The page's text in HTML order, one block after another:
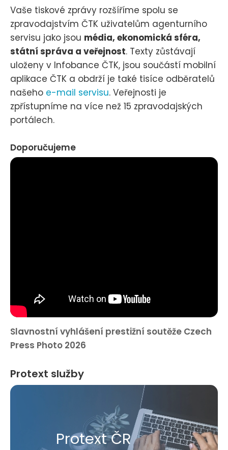
Vaše tiskové zprávy rozšíříme spolu se
zpravodajstvím ČTK uživatelům agenturního
servisu jako jsou média, ekonomická sféra,
státní správa a veřejnost. Texty zůstávají
uloženy v Infobance ČTK, jsou součástí mobilní
aplikace ČTK a obdrží je také tisíce odběratelů
našeho e-mail servisu. Veřejnosti je
zpřístupníme na více než 15 zpravodajských
portálech.
Doporučujeme
Slavnostní vyhlášení prestižní soutěže Czech
Press Photo 2026
Protext služby
Protext ČR